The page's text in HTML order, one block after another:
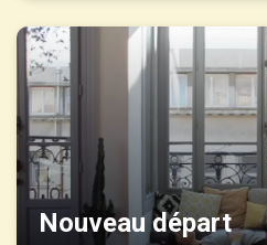
Nouveau départ